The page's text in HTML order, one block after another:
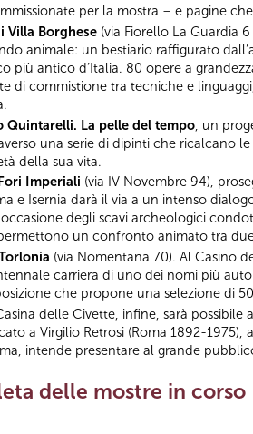
per la mostra – e pagine
Villa Borghese (via Fiorello La Guardia
animale: un bestiario raffigurato
più antico d’Italia. 80 opere a
di commistione tra tecniche e
Quintarelli. La pelle del tempo , un
una serie di dipinti che ricalcano
della sua vita.
Imperiali (via IV Novembre 94),
e Isernia darà il via a un intenso
degli scavi archeologici
un confronto animato tra
(via Nomentana 70). Al Casino
carriera di uno dei nomi più
che propone una selezione di
delle Civette, infine, sarà possibile
a Virgilio Retrosi (Roma 1892-
intende presentare al grande
delle mostre in corso